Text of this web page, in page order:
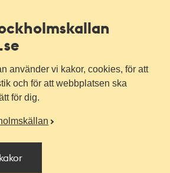
använder vi kakor, cookies, för att
och för att webbplatsen ska
för dig.